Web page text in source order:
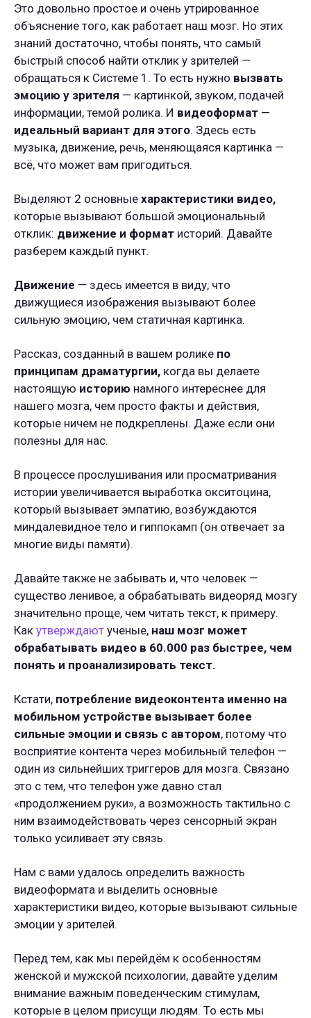
Это довольно простое и очень утрированное
объяснение того, как работает наш мозг. Но этих
знаний достаточно, чтобы понять, что самый
быстрый способ найти отклик у зрителей —
обращаться к Системе 1. То есть нужно вызвать
эмоцию у зрителя — картинкой, звуком, подачей
информации, темой ролика. И видеоформат —
идеальный вариант для этого. Здесь есть
музыка, движение, речь, меняющаяся картинка —
всё, что может вам пригодиться.
Выделяют 2 основные характеристики видео,
которые вызывают большой эмоциональный
отклик: движение и формат историй. Давайте
разберем каждый пункт.
Движение — здесь имеется в виду, что
движущиеся изображения вызывают более
сильную эмоцию, чем статичная картинка.
Рассказ, созданный в вашем ролике по
принципам драматургии, когда вы делаете
настоящую историю намного интереснее для
нашего мозга, чем просто факты и действия,
которые ничем не подкреплены. Даже если они
полезны для нас.
В процессе прослушивания или просматривания
истории увеличивается выработка окситоцина,
который вызывает эмпатию, возбуждаются
миндалевидное тело и гиппокамп (он отвечает за
многие виды памяти).
Давайте также не забывать и, что человек —
существо ленивое, а обрабатывать видеоряд мозгу
значительно проще, чем читать текст, к примеру.
Как утверждают ученые, наш мозг может
обрабатывать видео в 60.000 раз быстрее, чем
понять и проанализировать текст.
Кстати, потребление видеоконтента именно на
мобильном устройстве вызывает более
сильные эмоции и связь с автором, потому что
восприятие контента через мобильный телефон —
один из сильнейших триггеров для мозга. Связано
это с тем, что телефон уже давно стал
«продолжением руки», а возможность тактильно с
ним взаимодействовать через сенсорный экран
только усиливает эту связь.
Нам с вами удалось определить важность
видеоформата и выделить основные
характеристики видео, которые вызывают сильные
эмоции у зрителей.
Перед тем, как мы перейдём к особенностям
женской и мужской психологии, давайте уделим
внимание важным поведенческим стимулам,
которые в целом присущи людям. То есть мы